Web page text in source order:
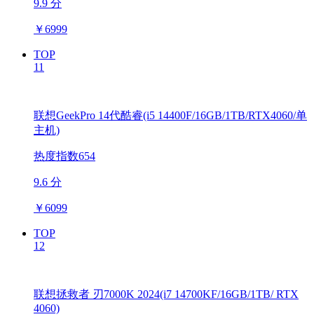
9.9 分
￥6999
TOP
11
联想GeekPro 14代酷睿(i5 14400F/16GB/1TB/RTX4060/单
主机)
热度指数654
9.6 分
￥6099
TOP
12
联想拯救者 刃7000K 2024(i7 14700KF/16GB/1TB/ RTX
4060)